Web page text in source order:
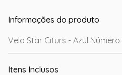
Informações do produto
Vela Star Citurs - Azul
Itens Inclusos